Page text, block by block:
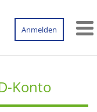
Anmelden
Konto